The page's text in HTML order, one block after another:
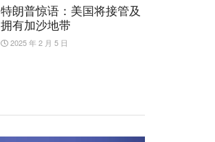
特朗普惊语：美国将接管及
拥有加沙地带
2025 年 2 月 5 日